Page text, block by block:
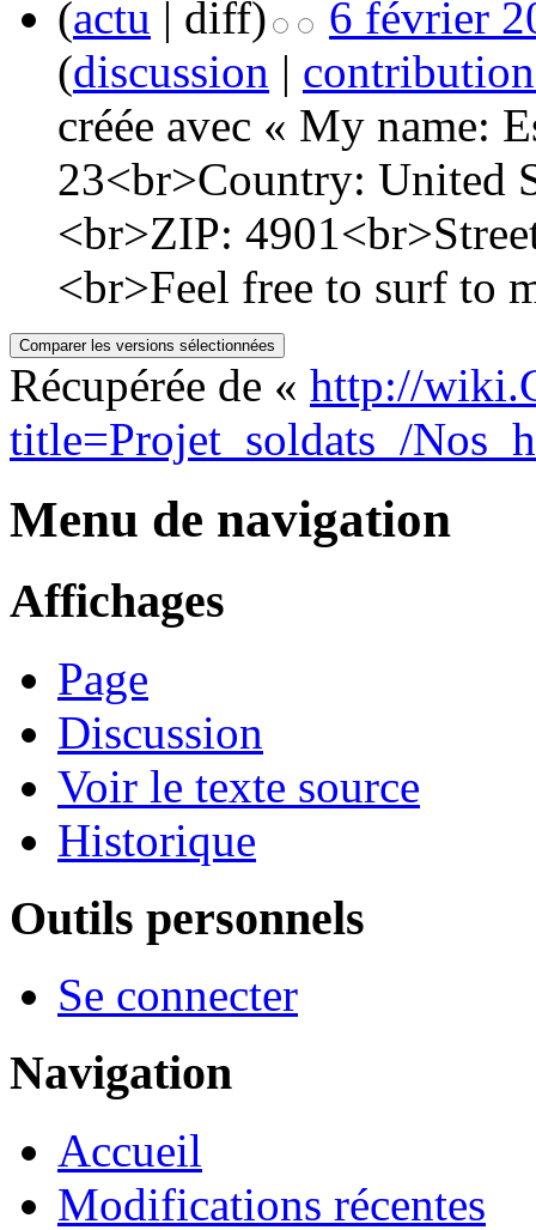
(actu | diff)
6 février
(discussion |
créée avec « My name:
23<br>Country: United
<br>ZIP:
<br>Feel free to surf to
Récupérée de « http://
title=Projet_soldats_/
Menu de navigation
Affichages
Page
Discussion
Voir le texte source
Historique
Outils personnels
Se connecter
Navigation
Accueil
Modifications récentes